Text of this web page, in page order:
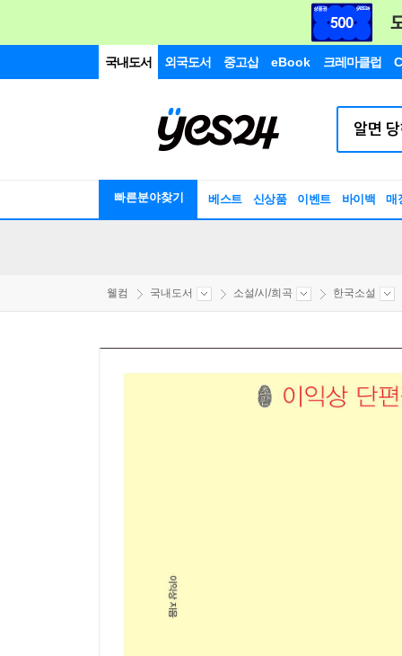
국내도서 외국도서 중고샵 eBook 크레마클럽
빠른분야찾기 베스트 신상품 이벤트 바이백 매
웰컴 국내도서 소설/시/희곡 한국소설